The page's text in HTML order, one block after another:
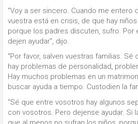
“Voy a ser sincero. Cuando me entero
vuestra está en crisis, de que hay
porque los padres discuten, sufro. Por
dejen ayudar”, dijo.
“Por favor, salven vuestras familias. Sé
hay problemas de personalidad,
Hay muchos problemas en un
buscar ayuda a tiempo. Custodien la
“Sé que entre vosotros hay algunos
con vosotros. Pero dejense ayudar. Si